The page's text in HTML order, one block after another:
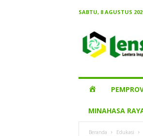
SABTU, 8 AGUSTUS
Sulut
HOME
MINAHASA
Beranda Edukasi